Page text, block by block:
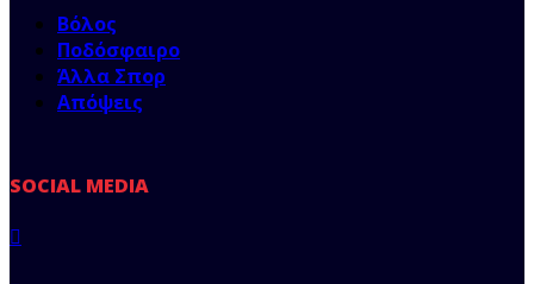
Βόλος
Ποδόσφαιρο
Άλλα Σπορ
Απόψεις
SOCIAL MEDIA